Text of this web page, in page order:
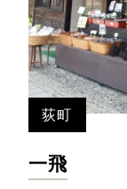
荻町
一飛